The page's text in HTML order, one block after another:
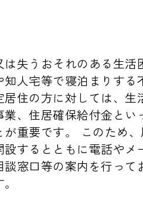
失うおそれのある生活
人宅等で寝泊まりする
居住の方に対しては、
業、住居確保給付金と
が重要です。 このため
設するとともに電話や
窓口等の案内を行っ